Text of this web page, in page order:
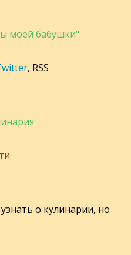
моей бабушки"
, RSS
о кулинарии, но